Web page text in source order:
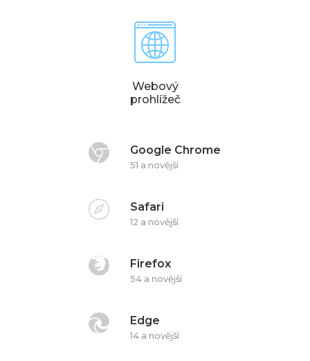
Webový
prohlížeč
Google Chrome
51 a novější
Safari
12 a novější
Firefox
54 a novější
Edge
14 a novější